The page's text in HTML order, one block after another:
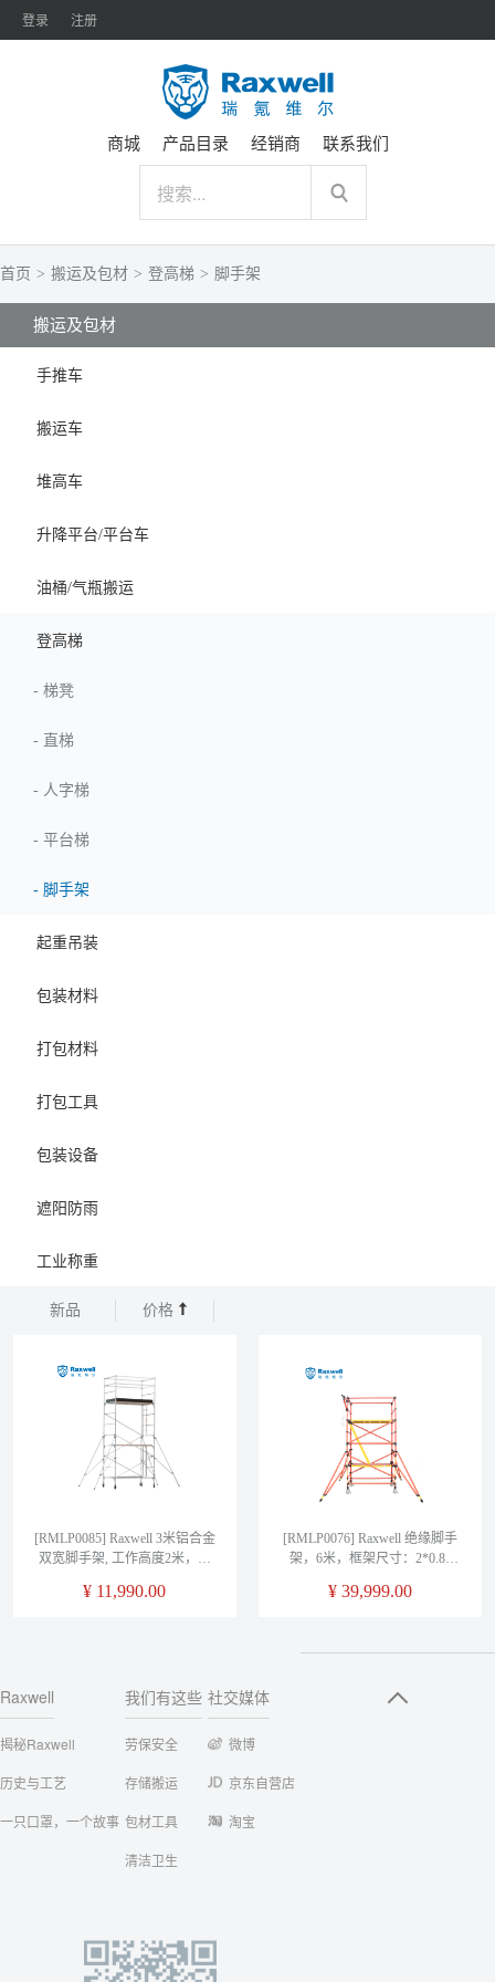
登录 注册
商城 产品目录 经销商 联系我们
首页 > 搬运及包材 > 登高梯 > 脚手架
搬运及包材
手推车
搬运车
堆高车
升降平台/平台车
油桶/气瓶搬运
登高梯
- 梯凳
- 直梯
- 人字梯
- 平台梯
- 脚手架
起重吊装
包装材料
打包材料
打包工具
包装设备
遮阳防雨
工业称重
新品 价格
[RMLP0085] Raxwell 3米铝合金
双宽脚手架, 工作高度2米，工
¥ 11,990.00
[RMLP0076] Raxwell 绝缘脚手
架，6米，框架尺寸：2*0.85
¥39,999.00
Raxwell
揭秘Raxwell
历史与工艺
一只口罩，一个故事
我们有这些
劳保安全
存储搬运
包材工具
清洁卫生
社交媒体
微博
京东自营店
淘宝